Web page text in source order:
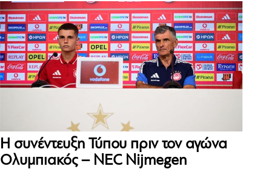
Η συνέντευξη Τύπου πριν τον αγώνα
Ολυμπιακός – NEC Nijmegen